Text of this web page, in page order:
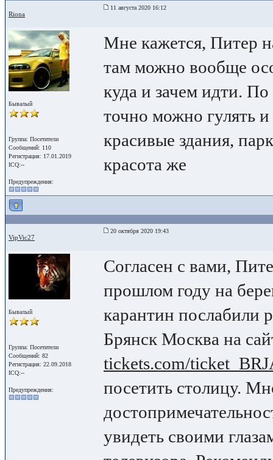
Riona
11 августа 2020 16:12
Бывалый
Группа: Посетители
Сообщений: 110
Регистрация: 17.01.2019
ICQ:--
Предупреждения:
Мне кажется, Питер
там можно вообще
куда и зачем идти.
точно можно гулять и
красивые здания,
красота же
VipVic27
20 октября 2020 19:43
Бывалый
Группа: Посетители
Сообщений: 82
Регистрация: 22.09.2018
ICQ:--
Предупреждения:
Согласен с вами,
прошлом году на
карантин послабили
Брянск Москва на
tickets.com/
посетить столицу.
увидеть своими